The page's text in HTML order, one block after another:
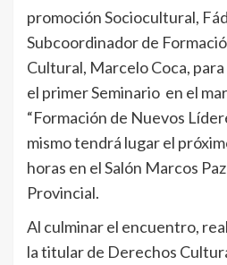
promoción Sociocultural,
Subcoordinador de
Cultural, Marcelo Coca,
el primer Seminario en el
“Formación de Nuevos
mismo tendrá lugar el
horas en el Salón Marcos
Provincial.
Al culminar el encuentro,
la titular de Derechos